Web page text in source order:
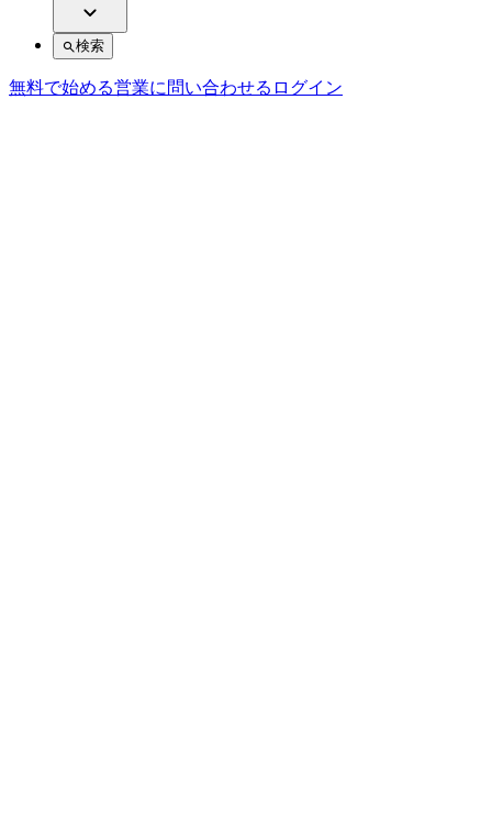
検索
無料で始める営業に問い合わせる ログイン